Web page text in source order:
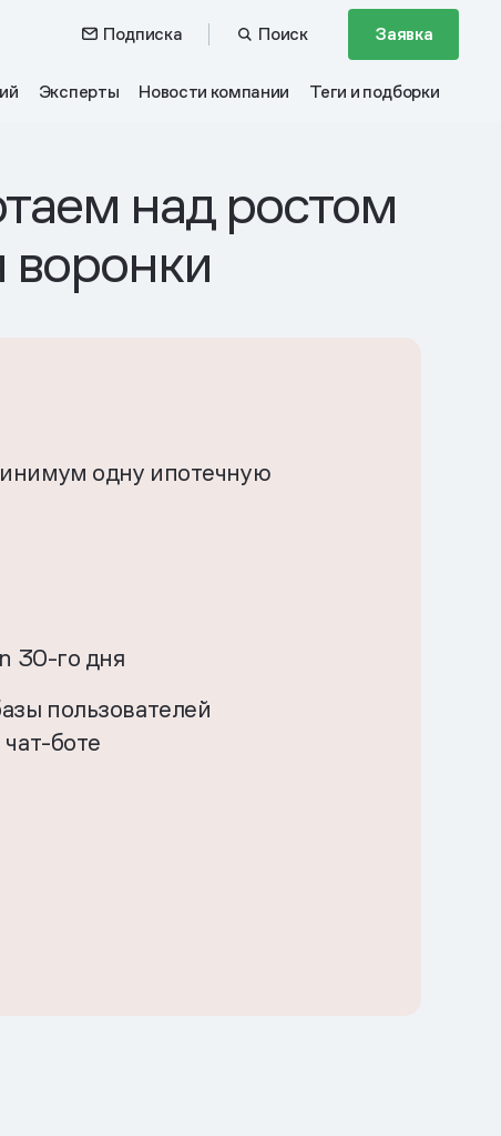
Подписка Поиск Заявка
Эксперты Новости компании Теги и подборки
над ростом
воронки
одну ипотечную
30-го дня
пользователей
боте